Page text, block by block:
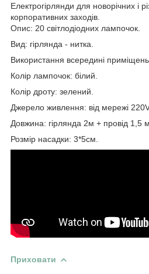
Електрогірлянди для новорічних і
корпоративних заходів.
Опис: 20 світлодіодних лампочок.
Вид: гірлянда - нитка.
Використання всередині приміщень.
Колір лампочок: білий.
Колір дроту: зелений.
Джерело живлення: від мережі
Довжина: гірлянда 2м + провід 1,5 м.
Розмір насадки: 3*5см.
Приховати